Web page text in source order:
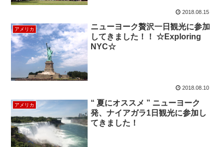
2018.08.15
アメリカ
ニューヨーク贅沢一日観光に参加
してきました！！ ☆Exploring
NYC☆
2018.08.10
アメリカ
“ 夏にオススメ ” ニューヨーク
発、ナイアガラ1日観光に参加し
てきました！